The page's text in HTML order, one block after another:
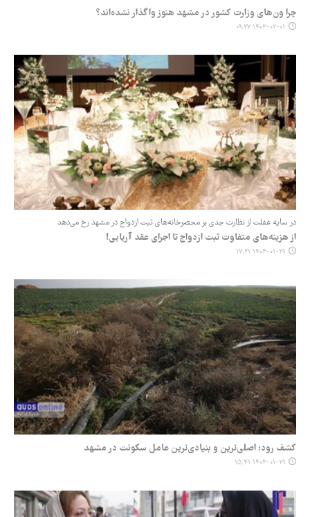
چرا ون‌های وزارت کشور در مشهد هنوز واگذار نشده‌اند؟
۱۴۰۳-۰۲-۰۱ ۰۹:۲۷
در سایه غفلت از نظارت جدی بر محضرخانه‌های ثبت ازدواج در مشهد رخ می‌دهد
از هزینه‌های متفاوت ثبت ازدواج تا اجرای عقد آریایی!
۱۴۰۳-۰۱-۲۹ ۱۷:۲۱
کشف رود؛ اصلی‌ترین و بنیادی‌ترین عامل سکونت در مشهد
۱۴۰۳-۰۱-۲۹ ۱۵:۴۱